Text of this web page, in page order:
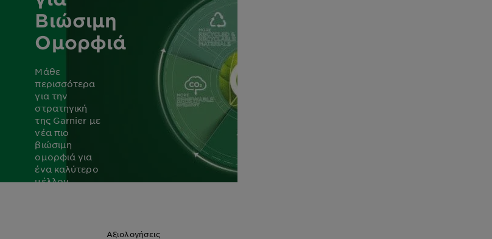
Βιώσιμη
Ομορφιά
Μάθε
περισσότερα
για την
στρατηγική
της Garnier με
νέα πιο
βιώσιμη
ομορφιά για
ένα καλύτερο
μέλλον.
Αξιολογήσεις